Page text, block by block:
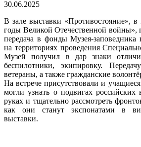
30.06.2025
В зале выставки «Противостояние»,
годы Великой Отечественной войны»,
передача в фонды Музея-заповедника
на территориях проведения
Музей получил в дар знаки
беспилотники, экипировку.
ветераны, а также гражданские
На встрече присутствовали и
могли узнать о подвигах российских
руках и тщательно рассмотреть
как они станут экспонатами в
выставки.